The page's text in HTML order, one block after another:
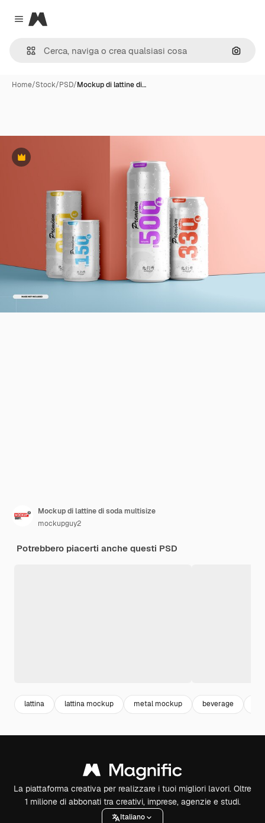
Close menu
Magnific
Cerca
Home/Stock/PSD/Mockup di lattine di…
Premium
Mockup di lattine di soda multisize
mockupguy2
Potrebbero piacerti anche questi PSD
lattina lattina mockup metal mockup beverage
La piattaforma creativa per realizzare i tuoi migliori lavori. Oltre
1 milione di abbonati tra creativi, imprese, agenzie e studi.
Italiano